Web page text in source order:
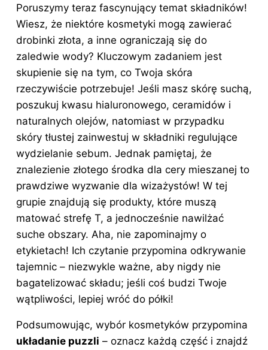
Poruszymy teraz fascynujący temat składników!
Wiesz, że niektóre kosmetyki mogą zawierać
drobinki złota, a inne ograniczają się do
zaledwie wody? Kluczowym zadaniem jest
skupienie się na tym, co Twoja skóra
rzeczywiście potrzebuje! Jeśli masz skórę suchą,
poszukuj kwasu hialuronowego, ceramidów i
naturalnych olejów, natomiast w przypadku
skóry tłustej zainwestuj w składniki regulujące
wydzielanie sebum. Jednak pamiętaj, że
znalezienie złotego środka dla cery mieszanej to
prawdziwe wyzwanie dla wizażystów! W tej
grupie znajdują się produkty, które muszą
matować strefę T, a jednocześnie nawilżać
suche obszary. Aha, nie zapominajmy o
etykietach! Ich czytanie przypomina odkrywanie
tajemnic – niezwykle ważne, aby nigdy nie
bagatelizować składu; jeśli coś budzi Twoje
wątpliwości, lepiej wróć do półki!
Podsumowując, wybór kosmetyków przypomina
układanie puzzli – oznacz każdą część i znajdź